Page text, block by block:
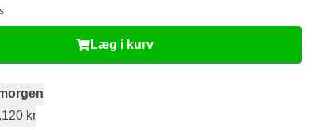
Læg i kurv
kr